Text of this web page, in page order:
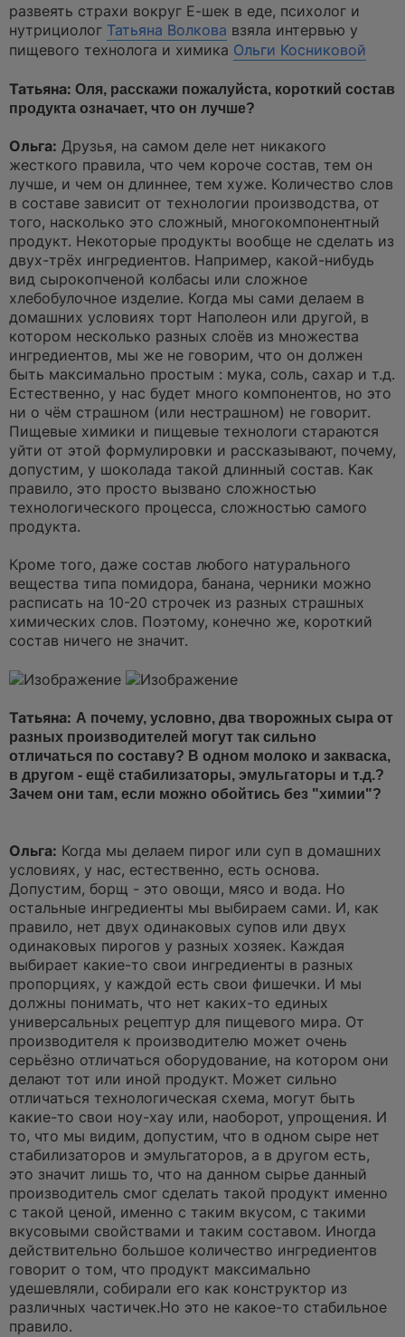
а
н
о
е
о
о
б
н
и
е
развеять страхи вокруг Е-шек в еде, психолог и
нутрициолог Татьяна Волкова взяла интервью у
пищевого технолога и химика Ольги Косниковой
Татьяна: Оля, расскажи пожалуйста, короткий состав
продукта означает, что он лучше?
Ольга: Друзья, на самом деле нет никакого
жесткого правила, что чем короче состав, тем он
лучше, и чем он длиннее, тем хуже. Количество слов
в составе зависит от технологии производства, от
того, насколько это сложный, многокомпонентный
продукт. Некоторые продукты вообще не сделать из
двух-трёх ингредиентов. Например, какой-нибудь
вид сырокопченой колбасы или сложное
хлебобулочное изделие. Когда мы сами делаем в
домашних условиях торт Наполеон или другой, в
котором несколько разных слоёв из множества
ингредиентов, мы же не говорим, что он должен
быть максимально простым : мука, соль, сахар и т.д.
Естественно, у нас будет много компонентов, но это
ни о чём страшном (или нестрашном) не говорит.
Пищевые химики и пищевые технологи стараются
уйти от этой формулировки и рассказывают, почему,
допустим, у шоколада такой длинный состав. Как
правило, это просто вызвано сложностью
технологического процесса, сложностью самого
продукта.
Кроме того, даже состав любого натурального
вещества типа помидора, банана, черники можно
расписать на 10-20 строчек из разных страшных
химических слов. Поэтому, конечно же, короткий
состав ничего не значит.
Татьяна: А почему, условно, два творожных сыра от
разных производителей могут так сильно
отличаться по составу? В одном молоко и закваска,
в другом - ещё стабилизаторы, эмульгаторы и т.д.?
Зачем они там, если можно обойтись без "химии"?
Ольга: Когда мы делаем пирог или суп в домашних
условиях, у нас, естественно, есть основа.
Допустим, борщ - это овощи, мясо и вода. Но
остальные ингредиенты мы выбираем сами. И, как
правило, нет двух одинаковых супов или двух
одинаковых пирогов у разных хозяек. Каждая
выбирает какие-то свои ингредиенты в разных
пропорциях, у каждой есть свои фишечки. И мы
должны понимать, что нет каких-то единых
универсальных рецептур для пищевого мира. От
производителя к производителю может очень
серьёзно отличаться оборудование, на котором они
делают тот или иной продукт. Может сильно
отличаться технологическая схема, могут быть
какие-то свои ноу-хау или, наоборот, упрощения. И
то, что мы видим, допустим, что в одном сыре нет
стабилизаторов и эмульгаторов, а в другом есть,
это значит лишь то, что на данном сырье данный
производитель смог сделать такой продукт именно
с такой ценой, именно с таким вкусом, с такими
вкусовыми свойствами и таким составом. Иногда
действительно большое количество ингредиентов
говорит о том, что продукт максимально
удешевляли, собирали его как конструктор из
различных частичек.Но это не какое-то стабильное
правило.